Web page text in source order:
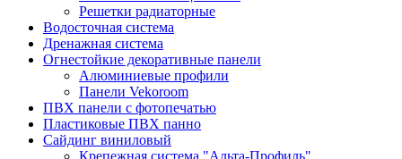
Решетки радиаторные
Водосточная система
Дренажная система
Огнестойкие декоративные панели
Алюминиевые профили
Панели Vekoroom
ПВХ панели с фотопечатью
Пластиковые ПВХ панно
Сайдинг виниловый
Крепежная система "Альта-Профиль"